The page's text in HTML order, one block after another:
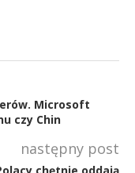
Microsoft
czy Chin
następny post